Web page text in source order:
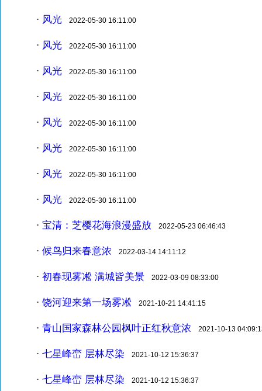
· 风光 2022-05-30 16:11:00
· 风光 2022-05-30 16:11:00
· 风光 2022-05-30 16:11:00
· 风光 2022-05-30 16:11:00
· 风光 2022-05-30 16:11:00
· 风光 2022-05-30 16:11:00
· 风光 2022-05-30 16:11:00
· 风光 2022-05-30 16:11:00
· 宝清：芝樱花海浪漫盛放 2022-05-23 06:46:43
· 候鸟归来春意浓 2022-03-14 14:11:12
· 初春现雾凇 满城皆美景 2022-03-09 08:33:00
· 饶河迎来第一场雾凇 2021-10-21 14:41:15
· 青山国家森林公园枫叶正红秋意浓 2021-10-13
· 七星峰峦 层林尽染 2021-10-12 15:36:37
· 七星峰峦 层林尽染 2021-10-12 15:36:37